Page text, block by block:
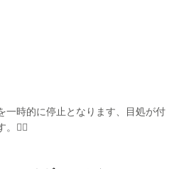
一時的に停止となります、目処が付
。🙇‍♂️